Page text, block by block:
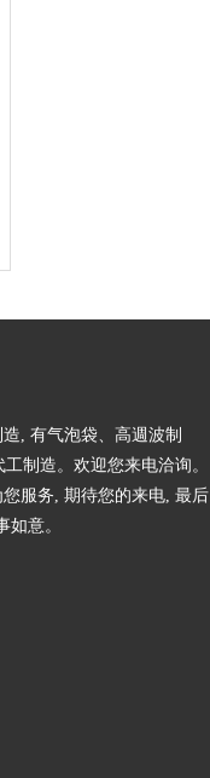
, 有气泡袋、高週波制
制造。欢迎您来电洽询。
服务, 期待您的来电, 最后
意。